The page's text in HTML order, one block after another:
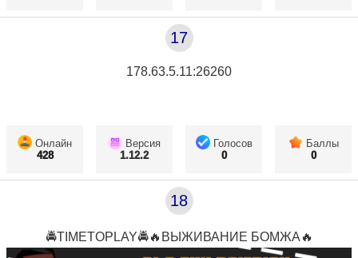
17
178.63.5.11:26260
Онлайн
428
Версия
1.12.2
Голосов
0
Баллы
0
18
🚔TIMETOPLAY🚔🔥ВЫЖИВАНИЕ БОМЖА🔥